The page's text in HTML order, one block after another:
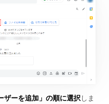
ザーを追加」の順に選択 しま